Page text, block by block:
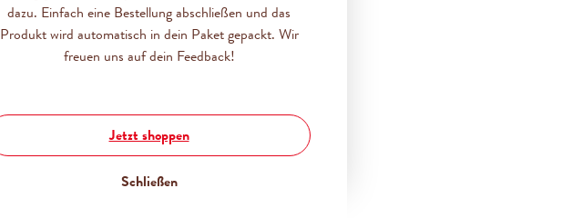
1 PORTION
dazu. Einfach eine Bestellung abschließen und das
Produkt wird automatisch in dein Paket gepackt. Wir
freuen uns auf dein Feedback!
Jetzt shoppen
Schließen